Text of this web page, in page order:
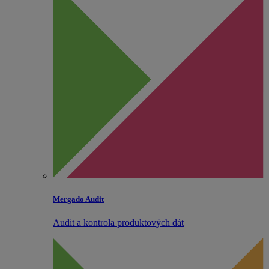
Mergado Audit
Audit a kontrola produktových dát